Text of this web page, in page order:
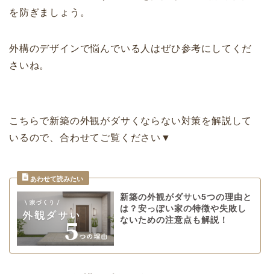
を防ぎましょう。
外構のデザインで悩んでいる人はぜひ参考にしてくだ
さいね。
こちらで新築の外観がダサくならない対策を解説して
いるので、合わせてご覧ください▼
新築の外観がダサい5つの理由と
は？安っぽい家の特徴や失敗し
ないための注意点も解説！